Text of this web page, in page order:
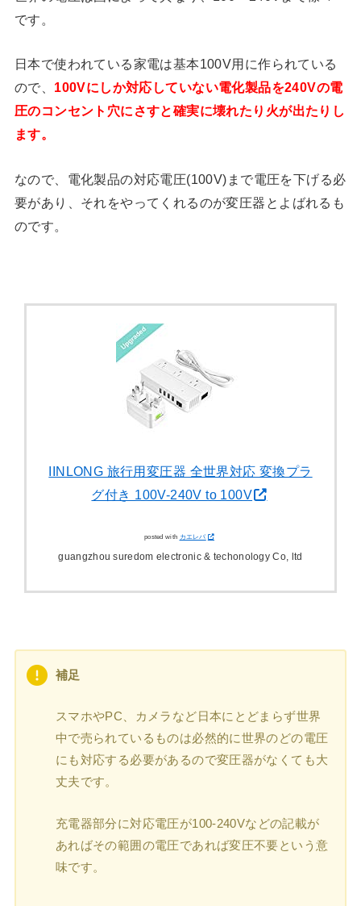
です。
日本で使われている家電は基本100V用に作られている
ので、 100Vにしか対応していない電化製品を240Vの電
圧のコンセント穴にさすと確実に壊れたり火が出たりし
ます。
なので、電化製品の対応電圧(100V)まで電圧を下げる必
要があり、それをやってくれるのが変圧器とよばれるも
のです。
IINLONG 旅行用変圧器 全世界対応 変換プラ
グ付き 100V-240V to 100V
posted with カエレバ
guangzhou suredom electronic & techonology Co, ltd
補足
スマホやPC、カメラなど日本にとどまらず世界
中で売られているものは必然的に世界のどの電圧
にも対応する必要があるので変圧器がなくても大
丈夫です。
充電器部分に対応電圧が100-240Vなどの記載が
あればその範囲の電圧であれば変圧不要という意
味です。